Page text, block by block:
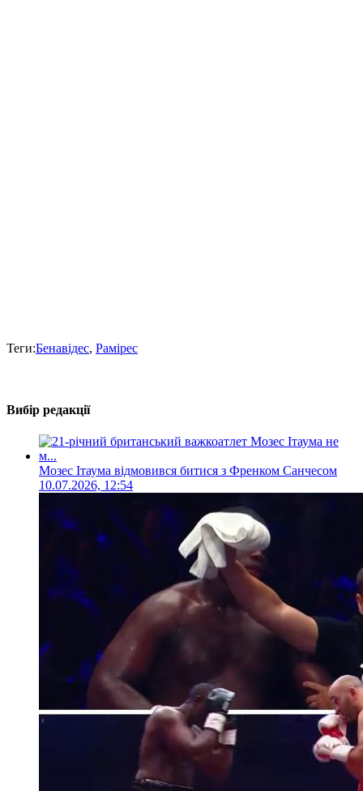
Теги:Бенавідес, Рамірес
Вибір редакції
Мозес Ітаума відмовився битися з Френком Санчесом
10.07.2026, 12:54